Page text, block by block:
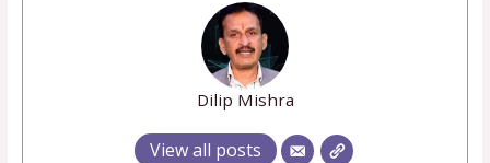
Dilip Mishra
View all posts